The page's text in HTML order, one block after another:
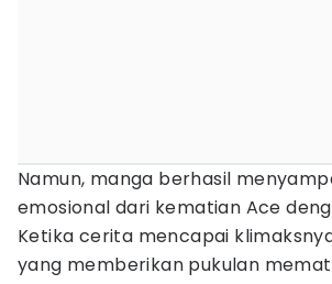
Namun, manga berhasil
emosional dari kematian Ace
Ketika cerita mencapai
yang memberikan pukulan